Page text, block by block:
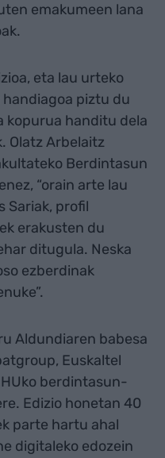
emakumeen lana
eta lau urteko
piztu du
kopurua handitu dela
Olatz Arbelaitz
Berdintasun
“orain arte lau
Sariak, profil
erakusten du
ditugula. Neska
ezberdinak
Aldundiaren babesa
Euskaltel
berdintasun-
Edizio honetan 40
parte hartu ahal
digitaleko edozein